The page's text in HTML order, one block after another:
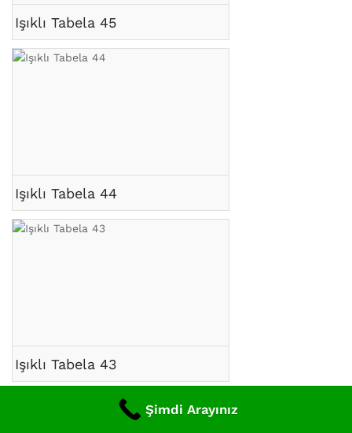
Işıklı Tabela 45
Işıklı Tabela 44
Işıklı Tabela 43
Şimdi Arayınız